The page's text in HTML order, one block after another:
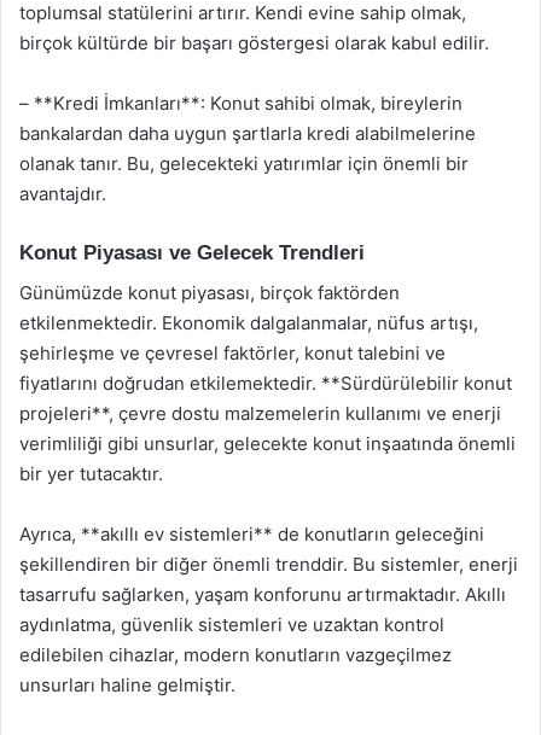
toplumsal statülerini artırır. Kendi evine sahip olmak,
birçok kültürde bir başarı göstergesi olarak kabul edilir.
– **Kredi İmkanları**: Konut sahibi olmak, bireylerin
bankalardan daha uygun şartlarla kredi alabilmelerine
olanak tanır. Bu, gelecekteki yatırımlar için önemli bir
avantajdır.
Konut Piyasası ve Gelecek Trendleri
Günümüzde konut piyasası, birçok faktörden
etkilenmektedir. Ekonomik dalgalanmalar, nüfus artışı,
şehirleşme ve çevresel faktörler, konut talebini ve
fiyatlarını doğrudan etkilemektedir. **Sürdürülebilir konut
projeleri**, çevre dostu malzemelerin kullanımı ve enerji
verimliliği gibi unsurlar, gelecekte konut inşaatında önemli
bir yer tutacaktır.
Ayrıca, **akıllı ev sistemleri** de konutların geleceğini
şekillendiren bir diğer önemli trenddir. Bu sistemler, enerji
tasarrufu sağlarken, yaşam konforunu artırmaktadır. Akıllı
aydınlatma, güvenlik sistemleri ve uzaktan kontrol
edilebilen cihazlar, modern konutların vazgeçilmez
unsurları haline gelmiştir.